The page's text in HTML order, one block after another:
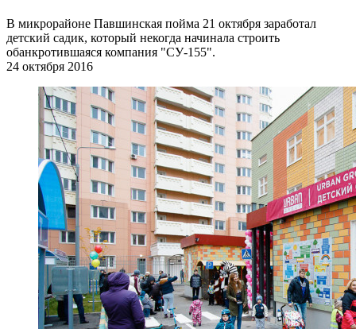
В микрорайоне Павшинская пойма 21 октября заработал
детский садик, который некогда начинала строить
обанкротившаяся компания "СУ-155".
24 октября 2016